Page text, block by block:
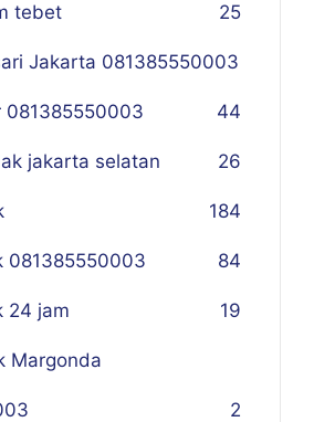
tebet 25
Jakarta 081385550003
4
081385550003 4
jakarta selatan 26
184
081385550003 84
24 jam 19
Margonda
2